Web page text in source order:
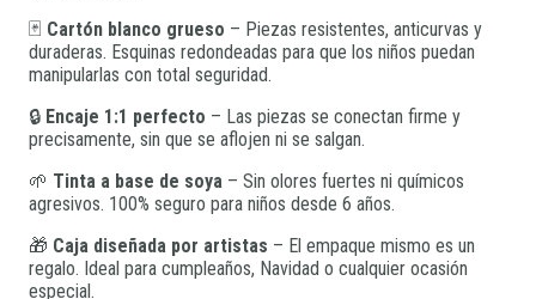
🃏 Cartón blanco grueso – Piezas resistentes, anticurvas y
duraderas. Esquinas redondeadas para que los niños puedan
manipularlas con total seguridad.
🔒 Encaje 1:1 perfecto – Las piezas se conectan firme y
precisamente, sin que se aflojen ni se salgan.
🌱 Tinta a base de soya – Sin olores fuertes ni químicos
agresivos. 100% seguro para niños desde 6 años.
🎁 Caja diseñada por artistas – El empaque mismo es un
regalo. Ideal para cumpleaños, Navidad o cualquier ocasión
especial.